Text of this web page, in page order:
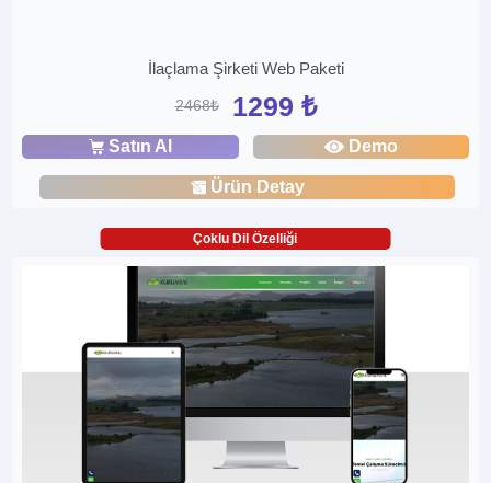
İlaçlama Şirketi Web Paketi
2468₺ 1299 ₺
Satın Al Demo
Ürün Detay
Çoklu Dil Özelliği